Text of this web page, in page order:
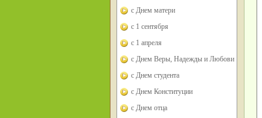
с Днем матери
с 1 сентября
с 1 апреля
с Днем Веры, Надежды и Любови
с Днем студента
с Днем Конституции
с Днем отца